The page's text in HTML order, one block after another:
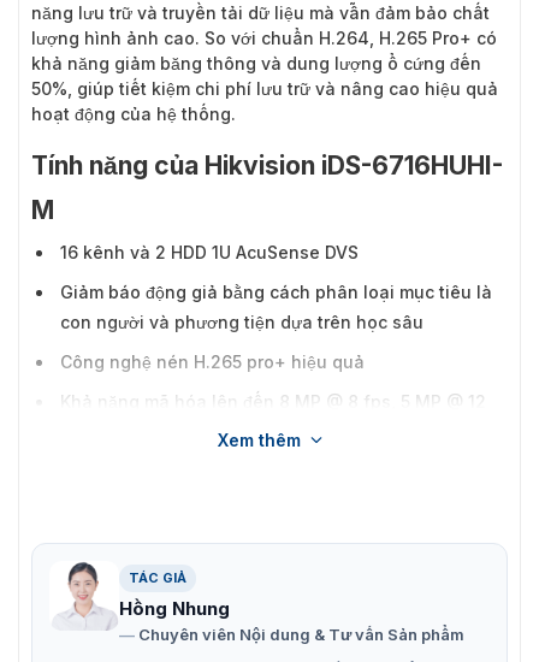
năng lưu trữ và truyền tải dữ liệu mà vẫn đảm bảo chất
lượng hình ảnh cao. So với chuẩn H.264, H.265 Pro+ có
khả năng giảm băng thông và dung lượng ổ cứng đến
50%, giúp tiết kiệm chi phí lưu trữ và nâng cao hiệu quả
hoạt động của hệ thống.
Tính năng của Hikvision iDS-6716HUHI-
M
16 kênh và 2 HDD 1U AcuSense DVS
Giảm báo động giả bằng cách phân loại mục tiêu là
con người và phương tiện dựa trên học sâu
Công nghệ nén H.265 pro+ hiệu quả
Khả năng mã hóa lên đến 8 MP @ 8 fps, 5 MP @ 12
Có thể kết nối tối đa 24 camera mạng.
Xem thêm
TÁC GIẢ
Hồng Nhung
Chuyên viên Nội dung & Tư vấn Sản phẩm